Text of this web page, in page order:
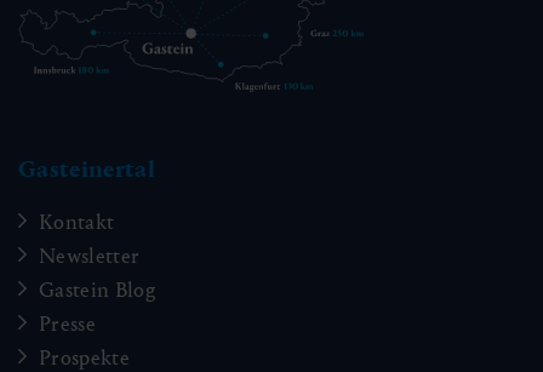
Gasteinertal
Kontakt
Newsletter
Gastein Blog
Presse
Prospekte